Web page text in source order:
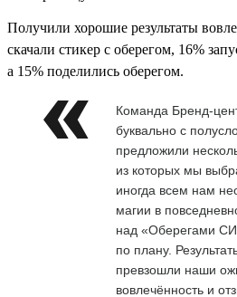
Получили хорошие результаты
скачали стикер с оберегом, 16%
а 15% поделились оберегом.
Команда Бренд-
буквально с
предложили
из которых мы
иногда всем нам
магии в
над «Оберегами
по плану.
превзошли наши
вовлечённость и